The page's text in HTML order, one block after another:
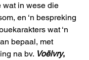
wat in wese die
en ‘n bespreking
wat ‘n
bepaal, met
na bv. Voëlvry,